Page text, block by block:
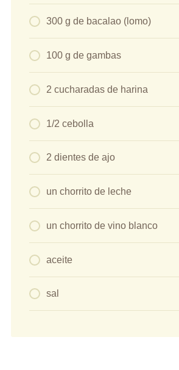
300 g de bacalao (lomo)
100 g de gambas
2 cucharadas de harina
1/2 cebolla
2 dientes de ajo
un chorrito de leche
un chorrito de vino blanco
aceite
sal